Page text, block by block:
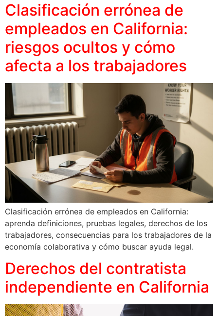
Clasificación errónea de
empleados en California:
riesgos ocultos y cómo
afecta a los trabajadores
Clasificación errónea de empleados en California:
aprenda definiciones, pruebas legales, derechos de los
trabajadores, consecuencias para los trabajadores de la
economía colaborativa y cómo buscar ayuda legal.
Derechos del contratista
independiente en California